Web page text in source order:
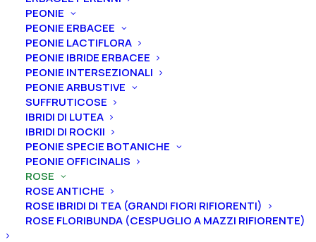
PEONIE
PEONIE ERBACEE
PEONIE LACTIFLORA
PEONIE IBRIDE ERBACEE
PEONIE INTERSEZIONALI
PEONIE ARBUSTIVE
SUFFRUTICOSE
IBRIDI DI LUTEA
IBRIDI DI ROCKII
PEONIE SPECIE BOTANICHE
PEONIE OFFICINALIS
ROSE
ROSE ANTICHE
ROSE IBRIDI DI TEA (GRANDI FIORI RIFIORENTI)
ROSE FLORIBUNDA (CESPUGLIO A MAZZI RIFIORENTE)
Home Rose
Rose rampicanti
Rose rampicanti rifiorenti treillage
Rosa rampicante treillage “Brise Parfum®”